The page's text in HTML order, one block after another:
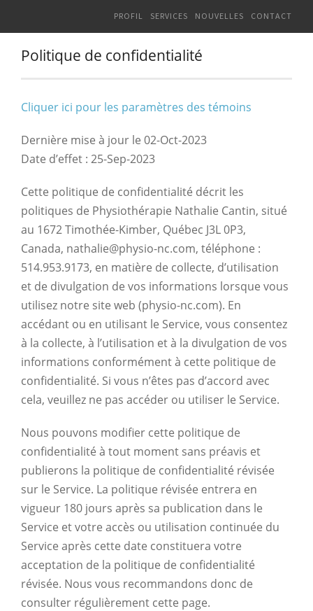
PROFIL SERVICES NOUVELLES CONTACT
Politique de confidentialité
Cliquer ici pour les paramètres des témoins
Dernière mise à jour le 02-Oct-2023
Date d’effet : 25-Sep-2023
Cette politique de confidentialité décrit les
politiques de Physiothérapie Nathalie Cantin, situé
au 1672 Timothée-Kimber, Québec J3L 0P3,
Canada, nathalie@physio-nc.com, téléphone :
514.953.9173, en matière de collecte, d’utilisation
et de divulgation de vos informations lorsque vous
utilisez notre site web (physio-nc.com). En
accédant ou en utilisant le Service, vous consentez
à la collecte, à l’utilisation et à la divulgation de vos
informations conformément à cette politique de
confidentialité. Si vous n’êtes pas d’accord avec
cela, veuillez ne pas accéder ou utiliser le Service.
Nous pouvons modifier cette politique de
confidentialité à tout moment sans préavis et
publierons la politique de confidentialité révisée
sur le Service. La politique révisée entrera en
vigueur 180 jours après sa publication dans le
Service et votre accès ou utilisation continuée du
Service après cette date constituera votre
acceptation de la politique de confidentialité
révisée. Nous vous recommandons donc de
consulter régulièrement cette page.